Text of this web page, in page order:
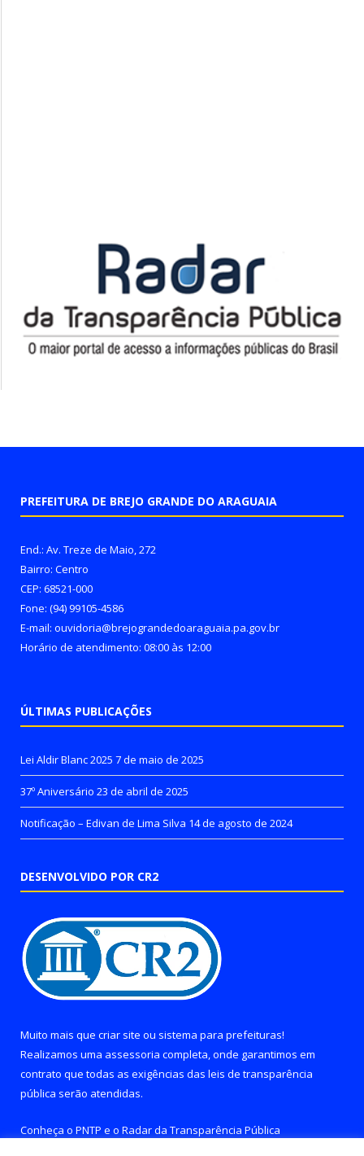
PREFEITURA DE BREJO GRANDE DO ARAGUAIA
End.: Av. Treze de Maio, 272
Bairro: Centro
CEP: 68521-000
Fone: (94) 99105-4586
E-mail: ouvidoria@brejograndedoaraguaia.pa.gov.br
Horário de atendimento: 08:00 às 12:00
ÚLTIMAS PUBLICAÇÕES
Lei Aldir Blanc 2025 7 de maio de 2025
37º Aniversário 23 de abril de 2025
Notificação – Edivan de Lima Silva 14 de agosto de 2024
DESENVOLVIDO POR CR2
Muito mais que criar site ou sistema para prefeituras!
Realizamos uma assessoria completa, onde garantimos em
contrato que todas as exigências das leis de transparência
pública serão atendidas.
Conheça o PNTP e o Radar da Transparência Pública